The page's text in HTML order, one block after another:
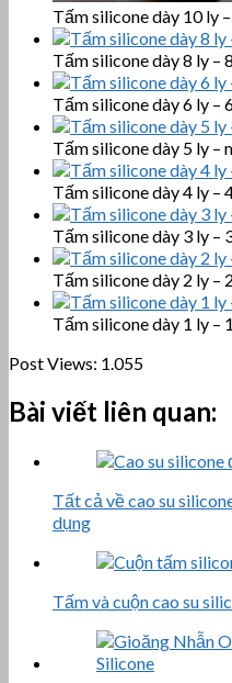
Tấm silicone dày 10 ly
Tấm silicone dày 8 ly –
Tấm silicone dày 6 ly –
Tấm silicone dày 5 ly –
Tấm silicone dày 4 ly –
Tấm silicone dày 3 ly –
Tấm silicone dày 2 ly –
Tấm silicone dày 1 ly –
Post Views: 1.055
Bài viết liên quan:
Tất cả về cao su
dụng
Tấm và cuộn cao su